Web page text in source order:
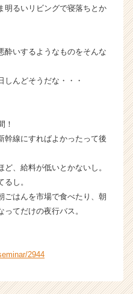
明るいリビングで寝落ちとか
酔いするようなものをそんな
しんどそうだな・・・
！
幹線にすればよかったって後
、給料が低いとかないし。
し。
ごはんを市場で食べたり、朝
てだけの夜行バス。
2944